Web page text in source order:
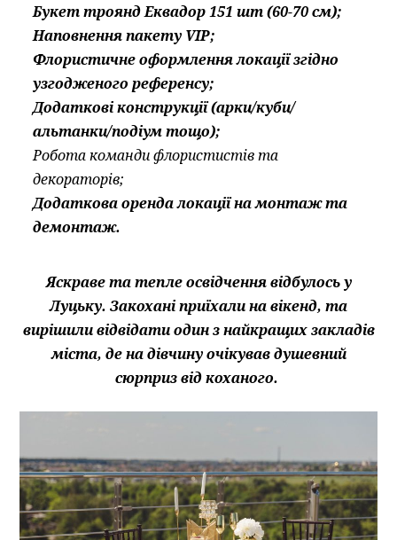
Букет троянд Еквадор 151 шт (60-70 см);
Наповнення пакету VIP;
Флористичне оформлення локації згідно
узгодженого референсу;
Додаткові конструкції (арки/куби/
альтанки/подіум тощо);
Робота команди флористистів та
декораторів;
Додаткова оренда локації на монтаж та
демонтаж.
Яскраве та тепле освідчення відбулось у
Луцьку. Закохані приїхали на вікенд, та
вирішили відвідати один з найкращих закладів
міста, де на дівчину очікував душевний
сюрприз від коханого.